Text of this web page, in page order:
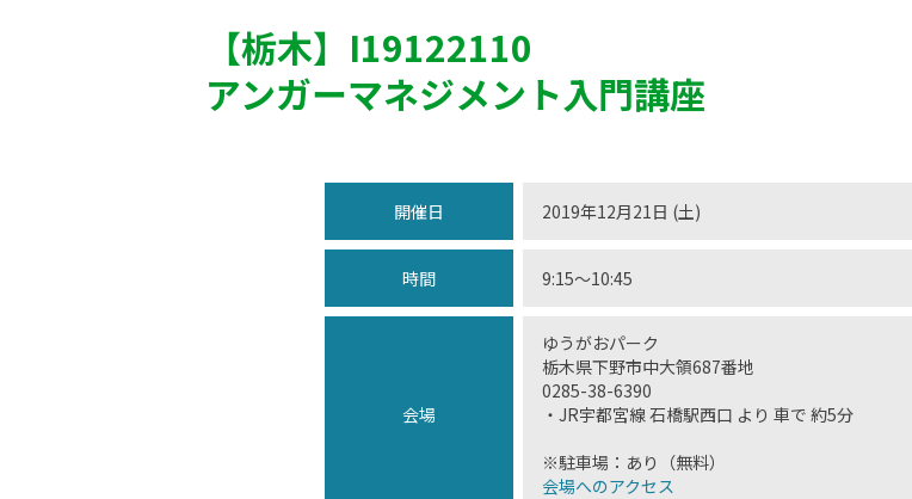
【栃木】 I19122110
アンガーマネジメント入門講座
開催日 2019年12月21日 (土)
時間 9:15〜10:45
会場
ゆうがおパーク
栃木県下野市中大領687番地
0285-38-6390
・JR宇都宮線 石橋駅西口 より 車で 約5分
※駐車場：あり（無料）
会場へのアクセス